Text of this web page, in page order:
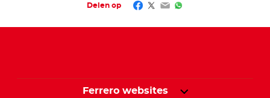
Delen op Facebook
Twitter
EmailWhatsApp
Ferrero websites